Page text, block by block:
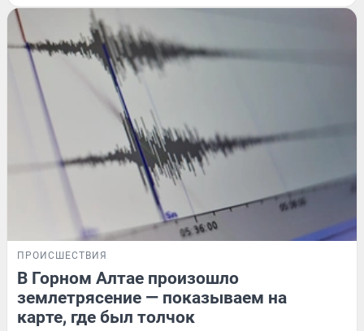
ПРОИСШЕСТВИЯ
В Горном Алтае произошло
землетрясение — показываем на
карте, где был толчок